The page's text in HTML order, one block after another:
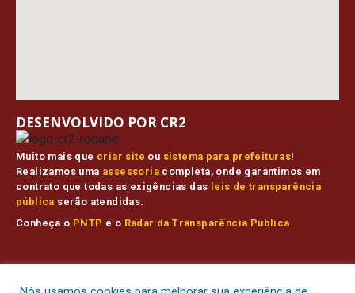
Muito mais que criar site ou sistema para prefeituras!
Realizamos uma assessoria completa, onde garantimos em
contrato que todas as exigências das leis de transparência
pública serão atendidas.
Conheça o PNTP e o Radar da Transparência Pública
DESENVOLVIDO POR CR2
Todos os direitos reservados aPrefeitura Municipal de Muaná.